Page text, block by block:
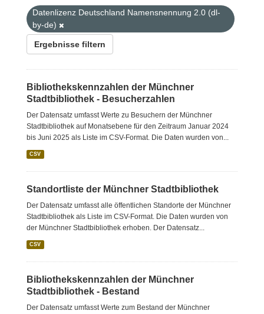
Datenlizenz Deutschland Namensnennung 2.0 (dl-
by-de)
Ergebnisse filtern
Bibliothekskennzahlen der Münchner
Stadtbibliothek - Besucherzahlen
Der Datensatz umfasst Werte zu Besuchern der Münchner
Stadtbibliothek auf Monatsebene für den Zeitraum Januar 2024
bis Juni 2025 als Liste im CSV-Format. Die Daten wurden von...
CSV
Standortliste der Münchner Stadtbibliothek
Der Datensatz umfasst alle öffentlichen Standorte der Münchner
Stadtbibliothek als Liste im CSV-Format. Die Daten wurden von
der Münchner Stadtbibliothek erhoben. Der Datensatz...
CSV
Bibliothekskennzahlen der Münchner
Stadtbibliothek - Bestand
Der Datensatz umfasst Werte zum Bestand der Münchner